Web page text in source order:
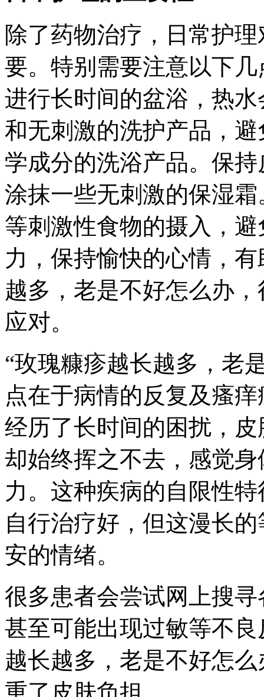
除了药物治疗，日常护
要。特别需要注意以下
进行长时间的盆浴，热
和无刺激的洗护产品，
学成分的洗浴产品。保
涂抹一些无刺激的保湿
等刺激性食物的摄入，
力，保持愉快的心情，
越多，老是不好怎么办
应对。
“玫瑰糠疹越长越多，老
点在于病情的反复及瘙
经历了长时间的困扰，
却始终挥之不去，感觉
力。这种疾病的自限性
自行治疗好，但这漫长
安的情绪。
很多患者会尝试网上搜
甚至可能出现过敏等不
越长越多，老是不好怎
重了皮肤负担 。